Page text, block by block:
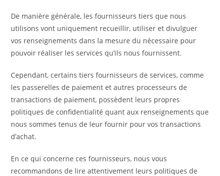
De manière générale, les fournisseurs tiers que nous
utilisons vont uniquement recueillir, utiliser et divulguer
vos renseignements dans la mesure du nécessaire pour
pouvoir réaliser les services qu’ils nous fournissent.
Cependant, certains tiers fournisseurs de services, comme
les passerelles de paiement et autres processeurs de
transactions de paiement, possèdent leurs propres
politiques de confidentialité quant aux renseignements que
nous sommes tenus de leur fournir pour vos transactions
d’achat.
En ce qui concerne ces fournisseurs, nous vous
recommandons de lire attentivement leurs politiques de